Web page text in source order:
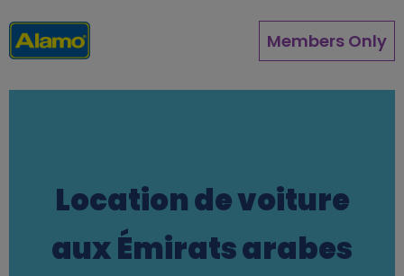
au
contenu
Members Only
Location de voiture
aux Émirats arabes